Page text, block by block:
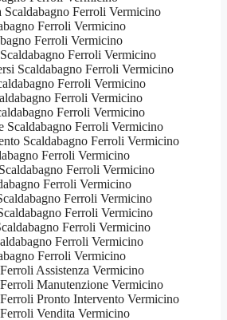
Scaldabagno Ferroli Vermicino
Ferroli Vermicino
Ferroli Vermicino
Ferroli Vermicino
Scaldabagno Ferroli Vermicino
Ferroli Vermicino
Ferroli Vermicino
Ferroli Vermicino
Scaldabagno Ferroli Vermicino
Scaldabagno Ferroli Vermicino
Ferroli Vermicino
Ferroli Vermicino
Ferroli Vermicino
Ferroli Vermicino
Ferroli Vermicino
Ferroli Vermicino
Ferroli Vermicino
Ferroli Vermicino
Assistenza Vermicino
Manutenzione Vermicino
Pronto Intervento Vermicino
Vendita Vermicino